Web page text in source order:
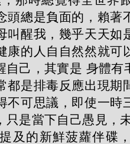
頭總是負面的，賴著
叫醒我，幾乎天天如
康的人自自然然就可
自己，其實是 身體有
都是排毒反應出現期
不可思議，即使一時
只是當下自己愚見，
及的新鮮菠蘿伴碟